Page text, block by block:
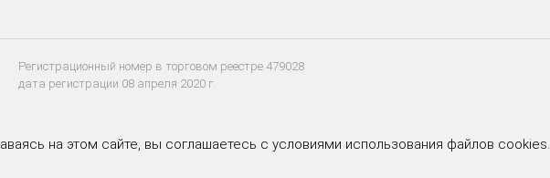
Регистрационный номер в торговом реестре 479028
дата регистрации 08 апреля 2020 г.
на этом сайте, вы соглашаетесь с условиями использования файлов cookies.